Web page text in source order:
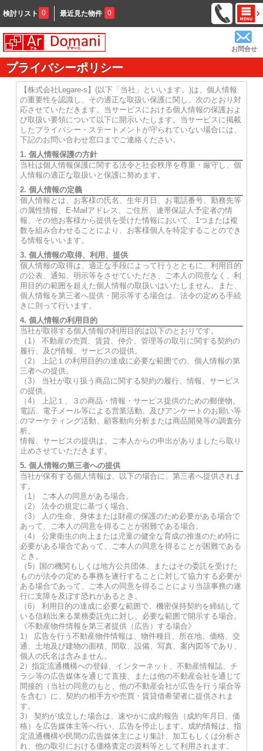
検討リスト 0 最近見た物件 0
お問合せ
プライバシーポリシー
【株式会社Legare-s】(以下「当社」といいます。)は、個人情報
の重要性を認識し、その適正な取扱い保護に関し、次のとおり対
応させていただきます。当サービスにおける個人情報の保護およ
び取扱い要領について以下に開示いたします。当サービスに掲載
したプライバシー・ステートメントが守られていない場合には、
下記のお問い合わせ窓口までご連絡ください。
1. 個人情報保護の方針
当社は個人情報保護に関する法令と社会秩序を尊重・厳守し、個
人情報の適正な取扱いと保護に努めます。
2. 個人情報の定義
個人情報とは、お客様の氏名、生年月日、お電話番号、勤務先等
の属性情報、E-Mailアドレス、ご住所、連帯保証人予定者の情
報、その他お客様から提供を受けた情報において、1つまたは複
数を組み合わせることにより、お客様個人を特定することのでき
る情報をいいます。
3. 個人情報の取得、利用、提供
個人情報の取得は、適正な手段によって行うとともに、利用目的
の公表、通知、明示等をさせていただき、ご本人の同意なく、利
用目的の範囲を超えた個人情報の取扱いはいたしません。また、
個人情報を第三者へ提供・開示等する場合は、法令の定める手続
きに則って行います。
4. 個人情報の利用目的
当社が取得する個人情報の利用目的は以下のとおりです。
（1） 不動産の売買、賃貸、仲介、管理等の取引に関する契約の
履行、及び情報、サービスの提供。
（2） 上記１の利用目的の達成に必要な範囲での、個人情報の第
三者への提供。
（3） 当社が取り扱う商品に関する契約の履行、情報、サービス
の提供。
（4） 上記１、３の商品・情報・サービス提供のための郵便物、
電話、電子メール等による営業活動、及びアンケートのお願い等
のマーケティング活動、顧客動向分析または商品開発等の調査分
析。
情報、サービスの提供は、ご本人からの申出がありましたら取り
止めさせていただきます。
5. 個人情報の第三者への提供
当社が保有する個人情報は、以下の場合に、第三者へ提供されま
す。
（1） ご本人の同意がある場合。
（2） 法令の規定に基づく場合。
（3） 人の生命、身体または財産の保護のため必要がある場合で
あって、ご本人の同意を得ることが困難である場合。
（4） 公衆衛生の向上または児童の健全な育成の推進のため特に
必要がある場合であって、ご本人の同意を得ることが困難である
とき。
（5）国の機関もしくは地方公共団体、またはその委託を受けた
ものが法令の定める事務を遂行することに対して協力する必要が
ある場合であって、ご本人の同意を得ることにより当該事務の遂
行に支障を及ぼす恐れがあるとき。
（6） 利用目的の達成に必要な範囲で、機密保持契約を締結して
いる信頼出来る業務委託先に対し、必要な範囲で開示する場合。
《不動産物件情報を第三者提供（広告）する場合》
1） 広告を行う不動産物件情報は、物件種目、所在地、価格、交
通、土地及び建物の面積、間取、設備、写真、案内図等であり、
個人の氏名は含みません。
2）指定流通機構への登録、インターネット、不動産情報誌、チ
ラシ等の広告媒体を通じて直接、または他の不動産会社を通じて
間接的（当社の同意のもと、他の不動産会社が広告を行う場合等
を含む）に、契約の相手方や売買・賃貸借希望者に提供されま
す。
3） 契約が成立した場合は、速やかに成約報告（成約年月日、価
格）を広告媒体主等へ行い、広告を停止します。成約情報は、指
定流通機構や民間の広告媒体主により集計、加工もしくは分析さ
れ、他の取引における価格査定の資料等として利用されます。